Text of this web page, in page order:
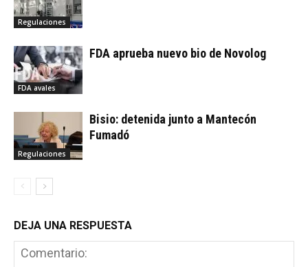
Regulaciones
FDA avales
FDA aprueba nuevo bio de Novolog
Regulaciones
Bisio: detenida junto a Mantecón
Fumadó
DEJA UNA RESPUESTA